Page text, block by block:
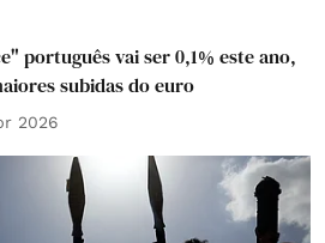
português vai ser 0,1% este ano,
subidas do euro
2026